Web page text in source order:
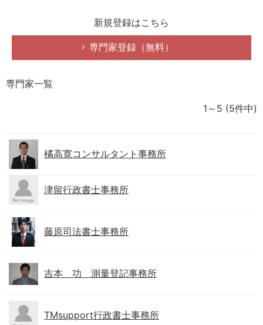
新規登録はこちら
専門家登録（無料）
専門家一覧
1～5 (5件中)
橘高寛コンサルタント事務所
津留行政書士事務所
藤原司法書士事務所
吉本 功 測量登記事務所
TMsupport行政書士事務所